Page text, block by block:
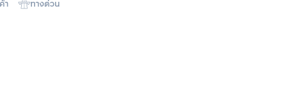
า ทางด่วน